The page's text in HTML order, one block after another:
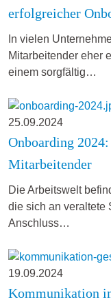
erfolgreicher
In vielen
Mitarbeitender eher
einem sorgfältig…
25.09.2024
Onboarding
Mitarbeitender
Die Arbeitswelt
die sich an veraltete
Anschluss…
19.09.2024
Kommunikation